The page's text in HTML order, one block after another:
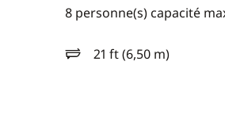
8 personne(s) capacité
21 ft (6,50 m)
longueur